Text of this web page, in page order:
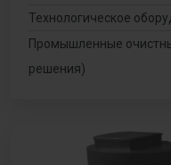
Технологическое
Промышленные
решения)